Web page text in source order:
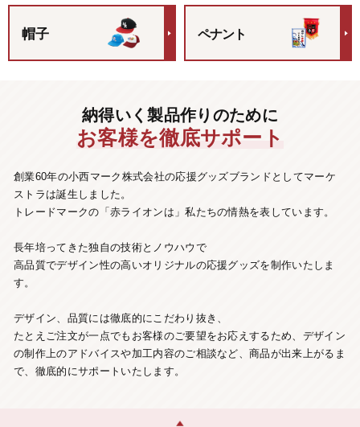
帽子 ペナント
納得いく製品作りのために
お客様を徹底サポート
創業60年の小西マーク株式会社の応援グッズブランドとしてマーケ
ストラは誕生しました。
トレードマークの「赤ライオンは」私たちの情熱を表しています。
長年培ってきた独自の技術とノウハウで
高品質でデザイン性の高いオリジナルの応援グッズを制作いたしま
す。
デザイン、品質には徹底的にこだわり抜き、
たとえご注文が一点でもお客様のご要望をお応えするため、 デザイン
の制作上のアドバイスや加工内容のご相談など、商品が出来上がるま
で、徹底的にサポートいたします。